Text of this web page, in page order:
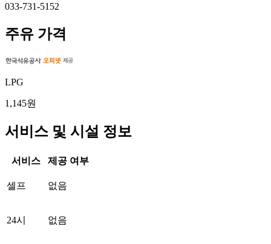
033-731-5152
주유 가격
LPG
1,145원
서비스 및 시설 정보
서비스 제공 여부
셀프 없음
24시 없음